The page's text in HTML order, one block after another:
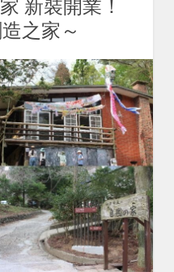
新裝開業！
之家～